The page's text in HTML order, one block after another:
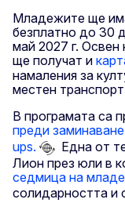
Младежите ще
безплатно до 30
май 2027 г. Освен
ще получат и
намаления за
местен
В програмата са
преди
ups.
Една от
Лион през юли в
седмица на
солидарността и